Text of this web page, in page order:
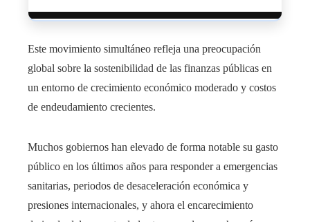
Este movimiento simultáneo refleja una preocupación
global sobre la sostenibilidad de las finanzas públicas en
un entorno de crecimiento económico moderado y costos
de endeudamiento crecientes.
Muchos gobiernos han elevado de forma notable su gasto
público en los últimos años para responder a emergencias
sanitarias, periodos de desaceleración económica y
presiones internacionales, y ahora el encarecimiento